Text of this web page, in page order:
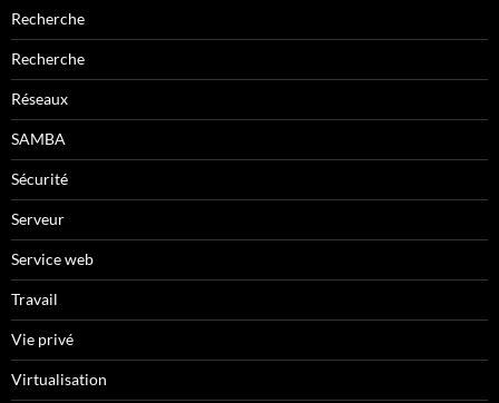
Recherche
Recherche
Réseaux
SAMBA
Sécurité
Serveur
Service web
Travail
Vie privé
Virtualisation